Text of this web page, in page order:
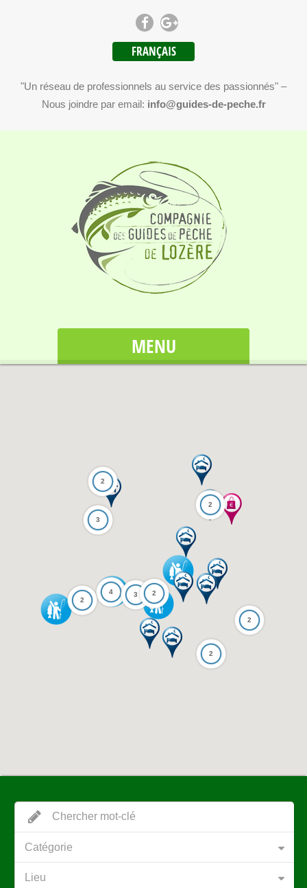
FRANÇAIS
"Un réseau de professionnels au service des passionnés" –
Nous joindre par email: info@guides-de-peche.fr
MENU
2
2
4
3
2
3
2
2
2
Catégorie
Lieu